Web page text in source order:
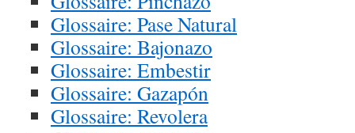
Glossaire: Pase Natural
Glossaire: Bajonazo
Glossaire: Embestir
Glossaire: Gazapón
Glossaire: Revolera